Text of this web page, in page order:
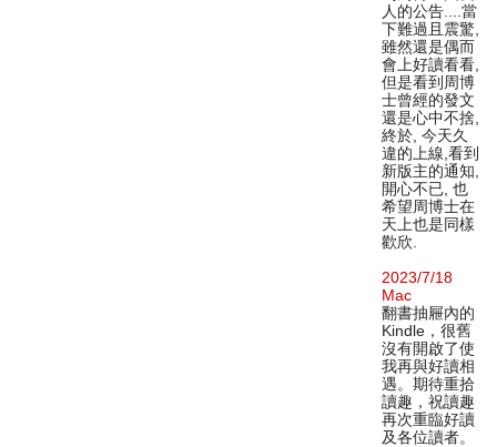
人的公告....當
下難過且震驚,
雖然還是偶而
會上好讀看看,
但是看到周博
士曾經的發文
還是心中不捨,
終於, 今天久
違的上線,看到
新版主的通知,
開心不已, 也
希望周博士在
天上也是同樣
歡欣.
2023/7/18
Mac
翻書抽屜內的
Kindle，很舊
沒有開啟了使
我再與好讀相
遇。期待重拾
讀趣，祝讀趣
再次重臨好讀
及各位讀者。